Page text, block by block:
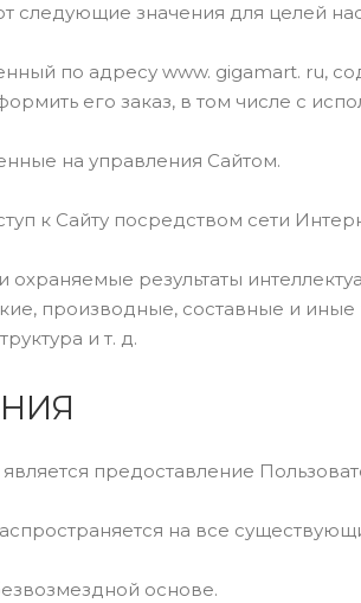
следующие значения для целей
по адресу www. gigamart.
его заказ, в том числе с
на управления Сайтом.
к Сайту посредством сети
результаты
производные, составные и
и т. д.
предоставление
на все
основе.